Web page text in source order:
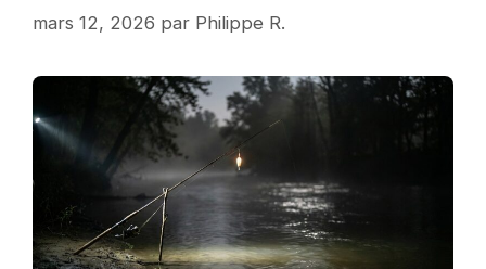
mars 12, 2026 par Philippe R.